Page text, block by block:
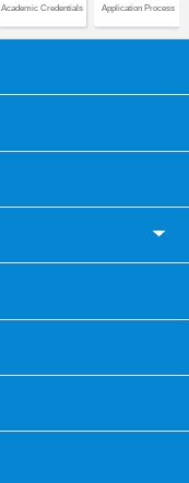
Academic Credentials Application Process